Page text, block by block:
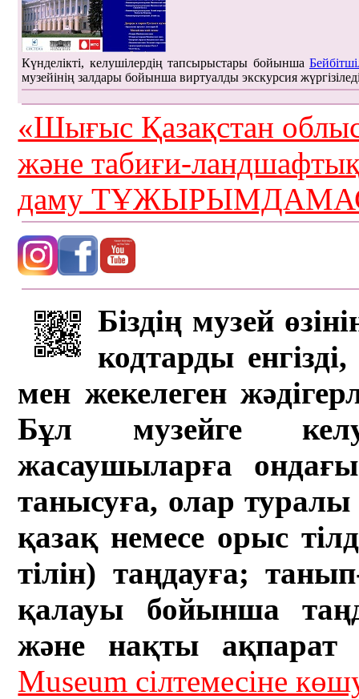
Күнделікті, келушілердің тапсырыстары бойынша
музейінің залдары бойынша виртуалды экскурсия
«Шығыс Қазақстан
және табиғи-
даму
Біздің музей
кодтарды
мен жекелеген
Бұл музейге
жасаушыларға
танысуға, олар туралы
қазақ немесе орыс
тілін) таңдауға;
қалауы бойынша
және нақты ақпарат
Museum сілтемесіне